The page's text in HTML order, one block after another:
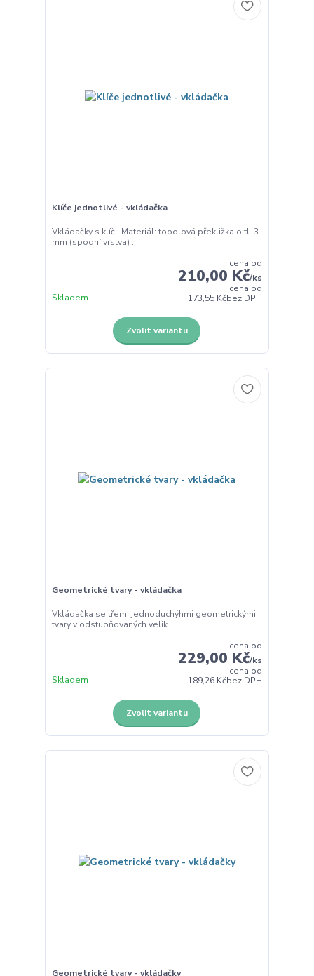
Klíče jednotlivé - vkládačka
Vkládačky s klíči. Materiál: topolová překližka o tl. 3
mm (spodní vrstva) ...
cena od
210,00 Kč/ks
cena od
173,55 Kčbez DPH
Skladem
Zvolit variantu
Geometrické tvary - vkládačka
Vkládačka se třemi jednoduchýhmi geometrickými
tvary v odstupňovaných velik...
cena od
229,00 Kč/ks
cena od
189,26 Kčbez DPH
Skladem
Zvolit variantu
Geometrické tvary - vkládačky